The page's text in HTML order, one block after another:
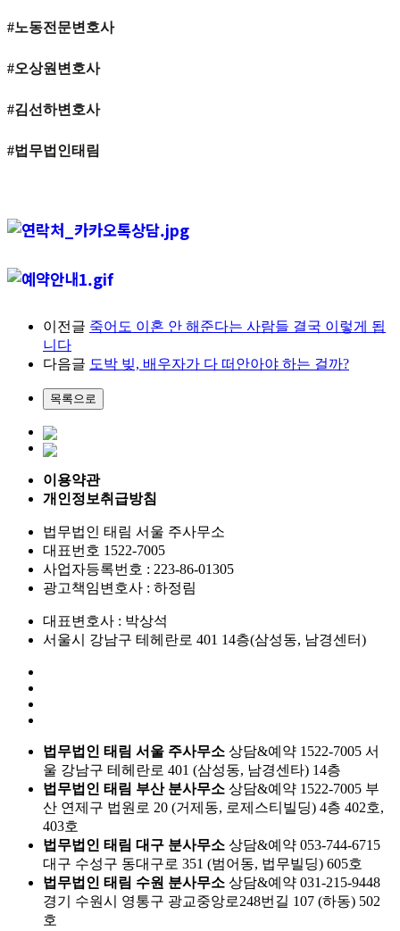
#노동전문변호사
#오상원변호사
#김선하변호사
#법무법인태림
이전글 죽어도 이혼 안 해준다는 사람들 결국 이렇게 됩
니다
다음글 도박 빚, 배우자가 다 떠안아야 하는 걸까?
이용약관
개인정보취급방침
법무법인 태림 서울 주사무소
대표번호 1522-7005
사업자등록번호 : 223-86-01305
광고책임변호사 : 하정림
대표변호사 : 박상석
서울시 강남구 테헤란로 401 14층(삼성동, 남경센터)
법무법인 태림 서울 주사무소 상담&예약 1522-7005 서
울 강남구 테헤란로 401 (삼성동, 남경센타) 14층
법무법인 태림 부산 분사무소 상담&예약 1522-7005 부
산 연제구 법원로 20 (거제동, 로제스티빌딩) 4층 402호,
403호
법무법인 태림 대구 분사무소 상담&예약 053-744-6715
대구 수성구 동대구로 351 (범어동, 법무빌딩) 605호
법무법인 태림 수원 분사무소 상담&예약 031-215-9448
경기 수원시 영통구 광교중앙로248번길 107 (하동) 502
호